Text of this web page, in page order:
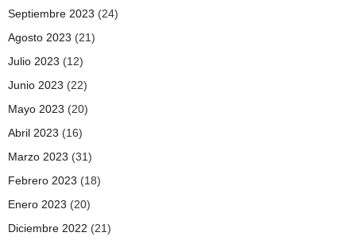
Septiembre 2023 (24)
Agosto 2023 (21)
Julio 2023 (12)
Junio 2023 (22)
Mayo 2023 (20)
Abril 2023 (16)
Marzo 2023 (31)
Febrero 2023 (18)
Enero 2023 (20)
Diciembre 2022 (21)